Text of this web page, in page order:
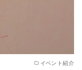
イベント紹介